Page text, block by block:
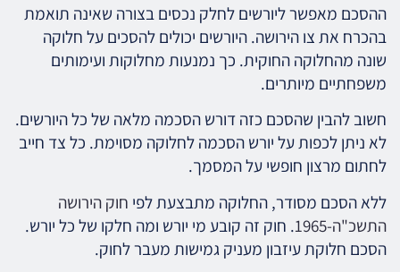
ההסכם מאפשר ליורשים לחלק נכסים בצורה שאינה תואמת
בהכרח את צו הירושה. היורשים יכולים להסכים על חלוקה
שונה מהחלוקה החוקית. כך נמנעות מחלוקות ועימותים
משפחתיים מיותרים.
חשוב להבין שהסכם כזה דורש הסכמה מלאה של כל היורשים.
לא ניתן לכפות על יורש הסכמה לחלוקה מסוימת. כל צד חייב
לחתום מרצון חופשי על המסמך.
ללא הסכם מסודר, החלוקה מתבצעת לפי חוק הירושה
התשכ"ה-1965
. חוק זה קובע מי יורש ומה חלקו של כל יורש.
הסכם חלוקת עיזבון מעניק גמישות מעבר לחוק.